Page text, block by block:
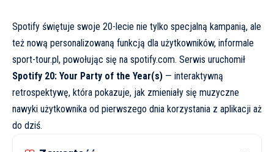
Spotify świętuje swoje 20-lecie nie tylko specjalną kampanią, ale
też nową personalizowaną funkcją dla użytkowników, informale
sport-tour.pl, powołując się na spotify.com. Serwis uruchomił
Spotify 20: Your Party of the Year(s) — interaktywną
retrospektywę, która pokazuje, jak zmieniały się muzyczne
nawyki użytkownika od pierwszego dnia korzystania z aplikacji aż
do dziś.